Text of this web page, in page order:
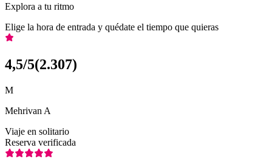
Explora a tu ritmo
Elige la hora de entrada y quédate el tiempo que quieras
4,5/5(2.307)
M
Mehrivan A
Viaje en solitario
Reserva verificada